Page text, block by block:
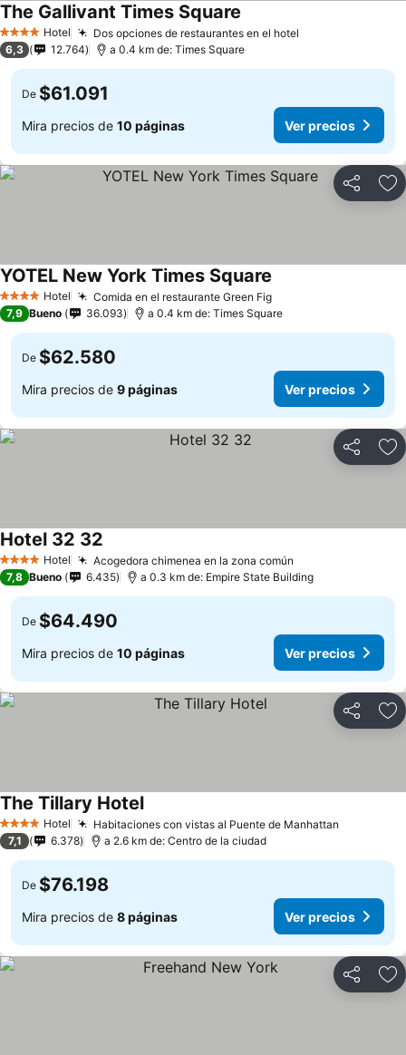
4 EstrellasHotel Dos opciones de restaurantes en el hotel
The Gallivant Times Square
6,3 12.764 a 0.4 km de: Times Square
De $61.091
Mira precios de 10 páginas Ver precios
Compartir
4 EstrellasHotel Comida en el restaurante Green FigVer precios
YOTEL New York Times Square
7,9 Bueno 36.093 a 0.4 km de: Times Square
De $62.580
Mira precios de 9 páginas Ver precios
Compartir
4 EstrellasHotel Acogedora chimenea en la zona común
Hotel 32 32
7,8 Bueno 6.435 a 0.3 km de: Empire State Building
De $64.490
Mira precios de 10 páginas Ver precios
Compartir
4 EstrellasHotel Habitaciones con vistas al Puente de Manhattan
The Tillary HotelVer precios
7,1 6.378 a 2.6 km de: Centro de la ciudad
De $76.198
Mira precios de 8 páginas Ver precios
Compartir